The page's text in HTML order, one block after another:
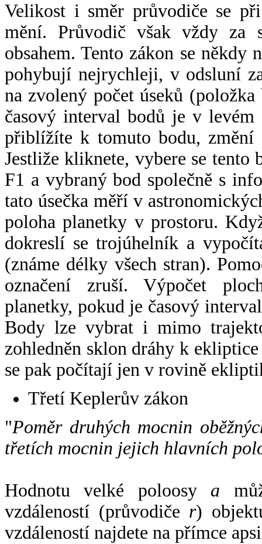
Velikost i směr průvodiče se
mění. Průvodič však vždy za
obsahem. Tento zákon se někdy
pohybují nejrychleji, v odsluní
na zvolený počet úseků
časový interval bodů je v
přiblížíte k tomuto bodu,
Jestliže kliknete, vybere se tento
F1 a vybraný bod společně s
tato úsečka měří v
poloha planetky v prostoru.
dokreslí se trojúhelník a
(známe délky všech stran).
označení zruší. Výpočet
planetky, pokud je časový
Body lze vybrat i mimo
zohledněn sklon dráhy k
se pak počítají jen v rovině
Třetí Keplerův zákon
"Poměr druhých mocnin
třetích mocnin jejich hlavních
Hodnotu velké poloosy a
vzdáleností (průvodiče r)
vzdáleností najdete na přímce